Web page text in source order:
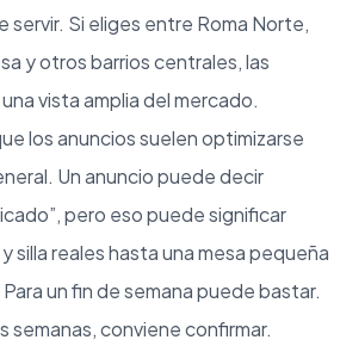
servir. Si eliges entre Roma Norte,
y otros barrios centrales, las
vista amplia del mercado.
los anuncios suelen optimizarse
Un anuncio puede decir
pero eso puede significar
silla reales hasta una mesa pequeña
un fin de semana puede bastar.
semanas, conviene confirmar.